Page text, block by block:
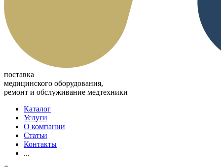
поставка
медицинского оборудования,
ремонт и обслуживание медтехники
Каталог
Услуги
О компании
Статьи
Контакты
...